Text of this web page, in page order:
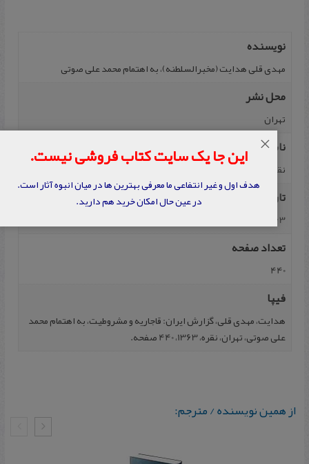
نویسنده
مهدی قلی هدایت (مخبرالسلطنه)، به اهتمام محمد علی صوتی
محل نشر
تهران
ناشر
نقره
تاریخ نشر
1363
تعداد صفحه
440
فیپا
هدایت، مهدی قلی، گزارش ایران: قاجاریه و مشروطیت، به اهتمام محمد
علی صوتی، تهران، نقره، 1363، 440 صفحه.
از همین نویسنده / مترجم:
این جا یک سایت کتاب فروشی نیست.
هدف اول و غیر انتفاعی ما معرفی بهترین ها در میان انبوه آثار است.
در عین حال امکان خرید هم دارید.
×